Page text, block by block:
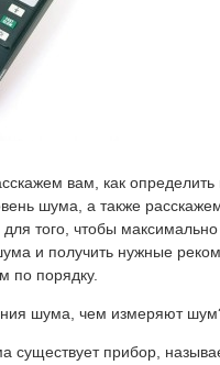
вам, как определить
шума, а также
для того, чтобы
и получить нужные
по порядку.
шума, чем измеряют
существует прибор,